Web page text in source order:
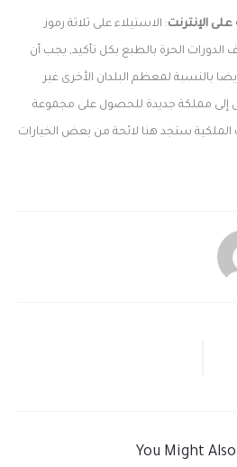
الإنترنت: الاستيلاء على ثلاثة رموز
الدورات الحرة بالطبع بكل تأكيد, يجب أن
بالنسبة لمعظم البلدان الأخرى غير
إلى مملكة جديدة للحصول على مجموعة
الملكية ستجد هنا لائحة من بعض الخيارات
You Might